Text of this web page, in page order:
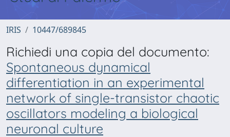
IRIS 10447/689845
Richiedi una copia del documento:
Spontaneous dynamical
differentiation in an experimental
network of single-transistor chaotic
oscillators modeling a biological
neuronal culture